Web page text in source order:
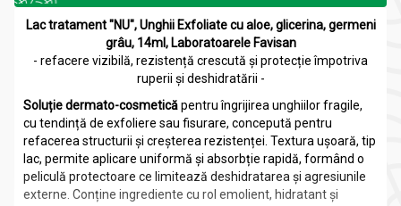
Lac tratament "NU", Unghii Exfoliate cu aloe, glicerina, germeni
grâu, 14ml, Laboratoarele Favisan
- refacere vizibilă, rezistență crescută și protecție împotriva
ruperii și deshidratării -
Soluție dermato-cosmeticăpentru îngrijirea unghiilor fragile,
cu tendință de exfoliere sau fisurare, concepută pentru
refacerea structurii și creșterea rezistenței. Textura ușoară, tip
lac, permite aplicare uniformă și absorbție rapidă, formând o
peliculă protectoare ce limitează deshidratarea și agresiunile
externe. Conține ingrediente cu rol emolient, hidratant și